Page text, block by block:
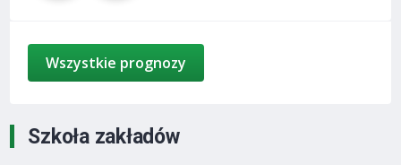
Wszystkie prognozy
Szkoła zakładów